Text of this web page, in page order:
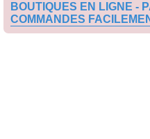
BOUTIQUES EN LIGNE -
COMMANDES